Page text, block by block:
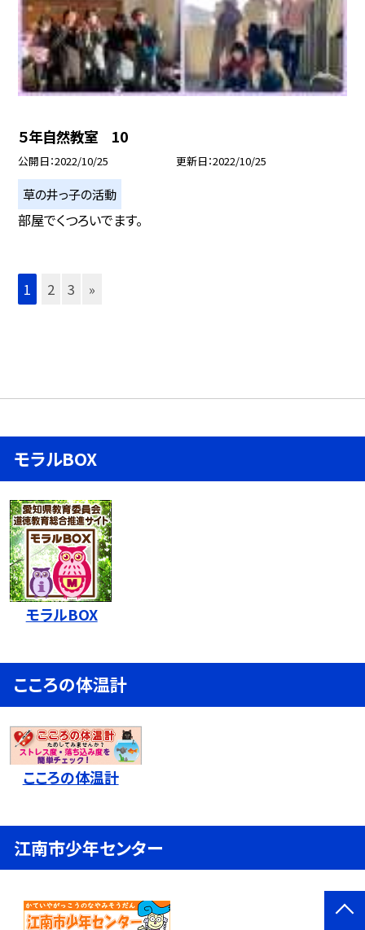
５年自然教室 10
公開日 2022/10/25 更新日 2022/10/25
草の井っ子の活動
部屋でくつろいでます。
1 2 3 »
モラルBOX
モラルBOX
こころの体温計
こころの体温計
江南市少年センター